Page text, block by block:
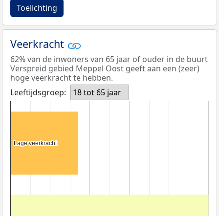
Toelichting
Veerkracht
62% van de inwoners van 65 jaar of ouder in de buurt
Verspreid gebied Meppel Oost geeft aan een (zeer)
hoge veerkracht te hebben.
Leeftijdsgroep:
18 tot 65 jaar
Lage veerkracht
Lage veerkracht